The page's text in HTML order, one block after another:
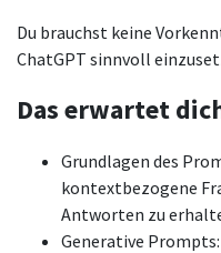
Du brauchst keine
ChatGPT sinnvoll
Das erwartet
Grundlagen des
kontextbezogene
Antworten zu
Generative